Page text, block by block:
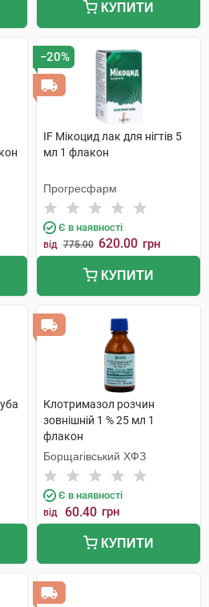
КУПИТИ
−20%
IF Мікоцид лак для нігтів 5
мл 1 флакон
Прогресфарм
Є в наявності
від 775.00 620.00 грн
КУПИТИ
Клотримазол розчин
зовнішній 1 % 25 мл 1
флакон
Борщагівський ХФЗ
Є в наявності
від 60.40 грн
КУПИТИ